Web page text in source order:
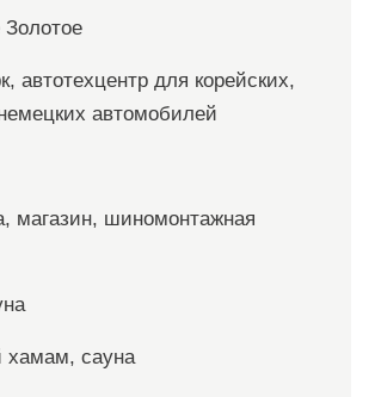
Золотое
автотехцентр для корейских,
автомобилей
магазин, шиномонтажная
хамам, сауна